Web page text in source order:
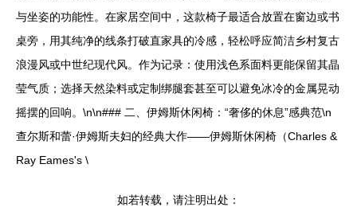
与坐姿的功能性。在家居空间中，这款椅子最适合放置在窗边或书
桌旁，用其纯净的线条打破直家具的冷感，轻松呼应简洁乡村复古
浪漫风或中世纪现代风。作为记录：使用浅色系面料更能保留其晶
莹气质；选择天然染料或定制绑腿套甚至可以避免冰冷的金属晃动
摇摆的回响。\n\n### 二、伊姆斯休闲椅：“奢侈的休息”感典范\n
查尔斯和蕾·伊姆斯夫妇的经典大作——伊姆斯休闲椅（Charles &
Ray Eames's \
如若转载，请注明出处：